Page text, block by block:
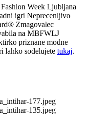
Week Ljubljana
igri Neprecenljivo
Zmagovalec
na MBFWLJ
priznane modne
lahko sodelujete tukaj.